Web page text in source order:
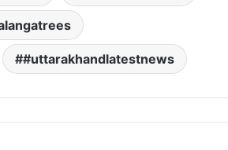
#uttarakhandlatestnews